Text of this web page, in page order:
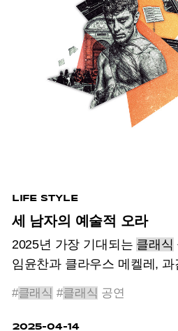
LIFE STYLE
세 남자의 예술적 오라
2025년 가장 기대되는 클래식
임윤찬과 클라우스 메켈레,
주목받고 있는 카운터테너 야
오를린스키. 세 남자가 무대에
오라에 대한 고찰.
#클래식 #클래식 공연
2025-04-14